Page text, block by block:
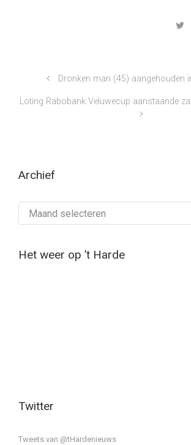
Dronken man (45) aangehouden
Loting Rabobank Veluwecup aanstaande
Archief
Het weer op ’t Harde
Twitter
Tweets van @tHardenieuws